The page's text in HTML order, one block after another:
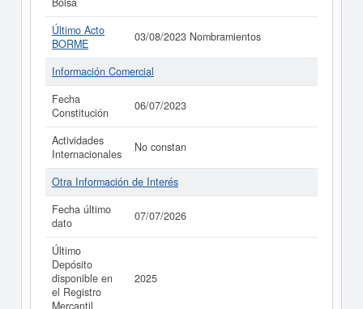
Último Acto
BORME
03/08/2023 Nombramientos
Información Comercial
Fecha
Constitución
06/07/2023
Actividades
Internacionales
No constan
Otra Información de Interés
Fecha último
dato
07/07/2026
Último
Depósito
disponible en
el Registro
Mercantil
2025